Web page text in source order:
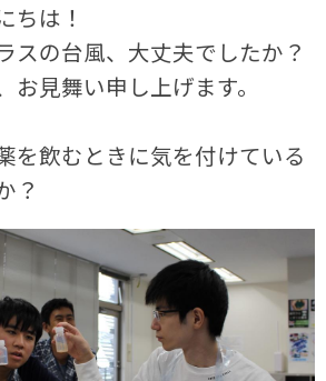
ちは！
スの台風、大丈夫でしたか？
お見舞い申し上げます。
を飲むときに気を付けている
？